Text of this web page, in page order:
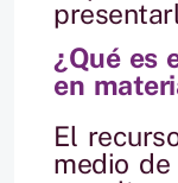
¿Qué es
en
El
medio